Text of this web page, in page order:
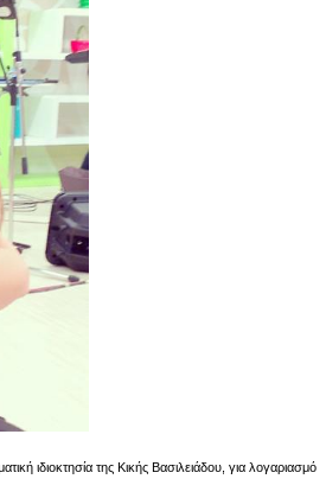
ιδιοκτησία της Κικής Βασιλειάδου, για λογαριασμό